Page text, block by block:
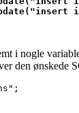
i nogle
den ønskede